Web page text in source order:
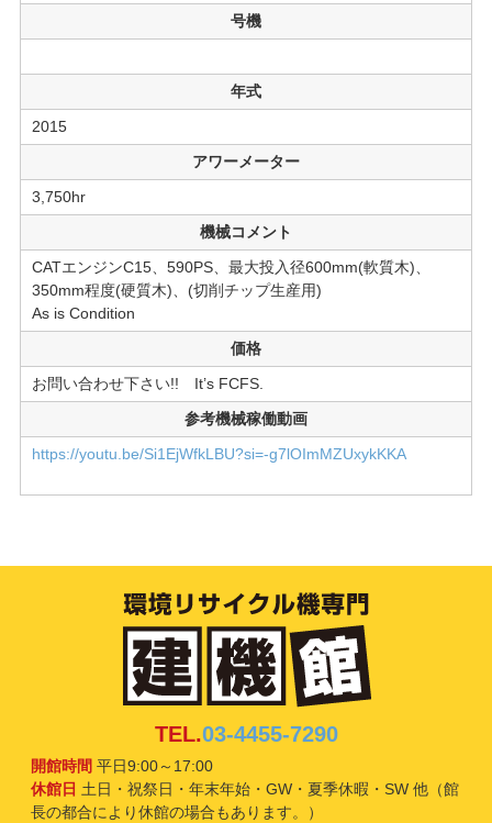
号機
年式
2015
アワーメーター
3,750hr
機械コメント
CATエンジンC15、590PS、最大投入径600mm(軟質木)、
350mm程度(硬質木)、(切削チップ生産用)
As is Condition
価格
お問い合わせ下さい!! It’s FCFS.
参考機械稼働動画
https://youtu.be/Si1EjWfkLBU?si=-g7lOImMZUxykKKA
TEL.03-4455-7290
開館時間 平日9:00～17:00
休館日 土日・祝祭日・年末年始・GW・夏季休暇・SW 他（館
長の都合により休館の場合もあります。）